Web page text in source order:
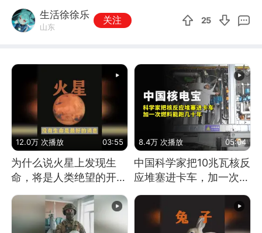
生活徐徐乐
山东
关注 25
12.0万 次播放 03:55
为什么说火星上发现生
命，将是人类绝望的开
始？
8.4万 次播放 05:04
中国科学家把10兆瓦核反
应堆塞进卡车，加一次燃
料能跑几十年